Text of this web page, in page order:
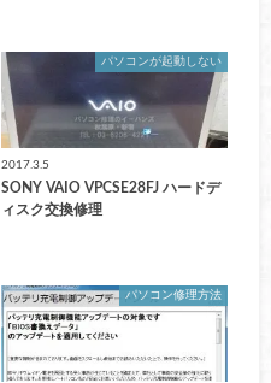
パソコンが起動しない
2017.3.5
SONY VAIO VPCSE28FJ ハードデ
ィスク交換修理
パソコン修理方法